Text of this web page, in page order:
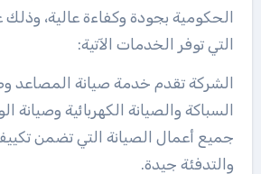
الحكومية بجودة وكفاءة عالية،
التي توفر الخدمات الآتية:
الشركة تقدم خدمة صيانة المصاعد
السباكة والصيانة الكهربائية وصيانة
جميع أعمال الصيانة التي تضمن
والتدفئة جيدة.